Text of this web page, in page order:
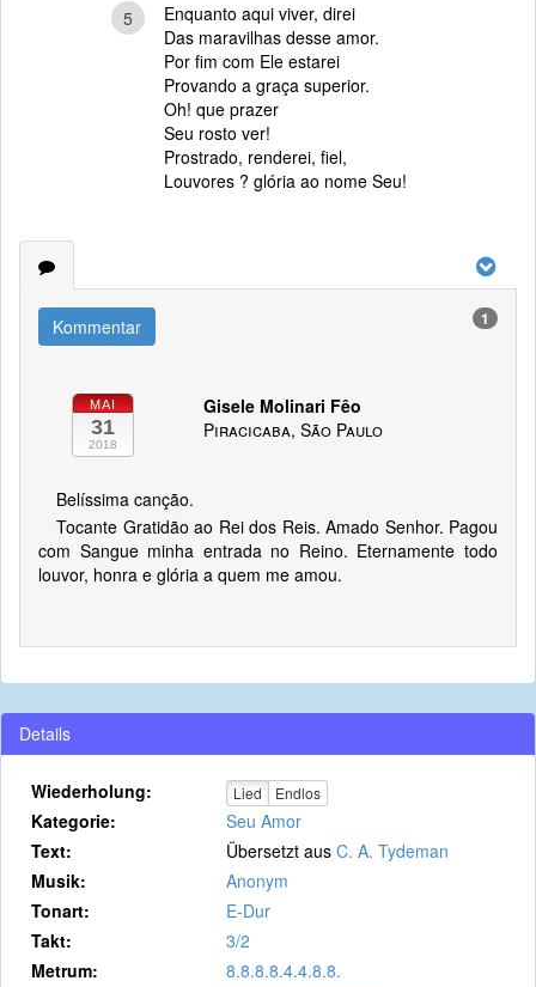
5
Enquanto aqui viver, direi
Das maravilhas desse amor.
Por fim com Ele estarei
Provando a graça superior.
Oh! que prazer
Seu rosto ver!
Prostrado, renderei, fiel,
Louvores ? glória ao nome Seu!
Kommentar 1
MAI
31
2018
Gisele Molinari Fêo
Piracicaba, São Paulo
Belíssima canção.
Tocante Gratidão ao Rei dos Reis. Amado Senhor. Pagou
com Sangue minha entrada no Reino. Eternamente todo
louvor, honra e glória a quem me amou.
Details
Wiederholung: Lied Endlos
Kategorie:
Seu Amor
Text:
Übersetzt aus C. A. Tydeman
Musik:
Anonym
Tonart:
E-Dur
Takt:
3/2
Metrum:
8.8.8.8.4.4.8.8.